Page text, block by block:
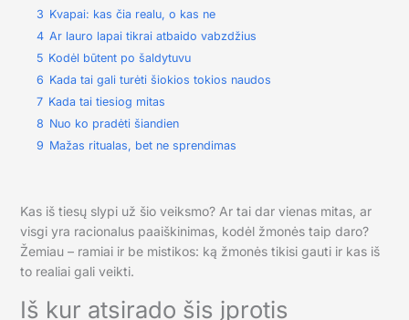
3 Kvapai: kas čia realu, o kas ne
4 Ar lauro lapai tikrai atbaido vabzdžius
5 Kodėl būtent po šaldytuvu
6 Kada tai gali turėti šiokios tokios naudos
7 Kada tai tiesiog mitas
8 Nuo ko pradėti šiandien
9 Mažas ritualas, bet ne sprendimas
Kas iš tiesų slypi už šio veiksmo? Ar tai dar vienas mitas, ar
visgi yra racionalus paaiškinimas, kodėl žmonės taip daro?
Žemiau – ramiai ir be mistikos: ką žmonės tikisi gauti ir kas iš
to realiai gali veikti.
Iš kur atsirado šis įprotis